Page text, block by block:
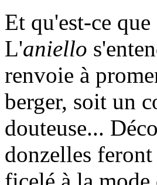
Et qu'est-ce
L'aniello
renvoie à
berger, soit un
douteuse...
donzelles